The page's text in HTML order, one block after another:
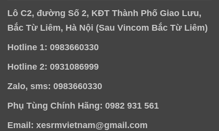
Lô C2, đường Số 2, KĐT Thành Phố Giao Lưu,
Bắc Từ Liêm, Hà Nội (Sau Vincom Bắc Từ Liêm)
Hotline 1: 0983660330
Hotline 2: 0931086999
Zalo, sms: 0983660330
Phụ Tùng Chính Hãng: 0982 931 561
Email: xesrmvietnam@gmail.com